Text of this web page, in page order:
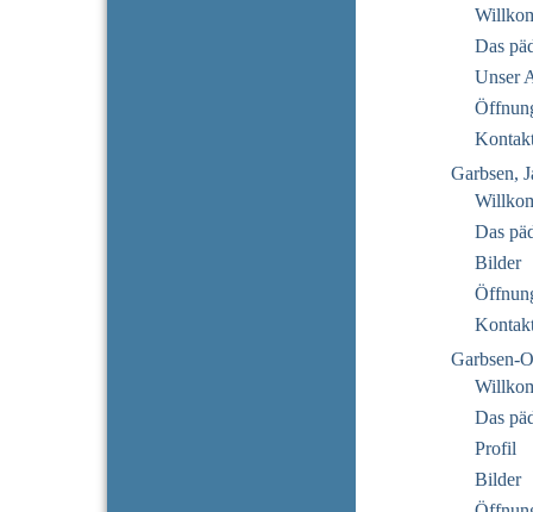
Das
Unser
Garbsen,
Das
Bilder
Garbsen-
Das
Profil
Bilder